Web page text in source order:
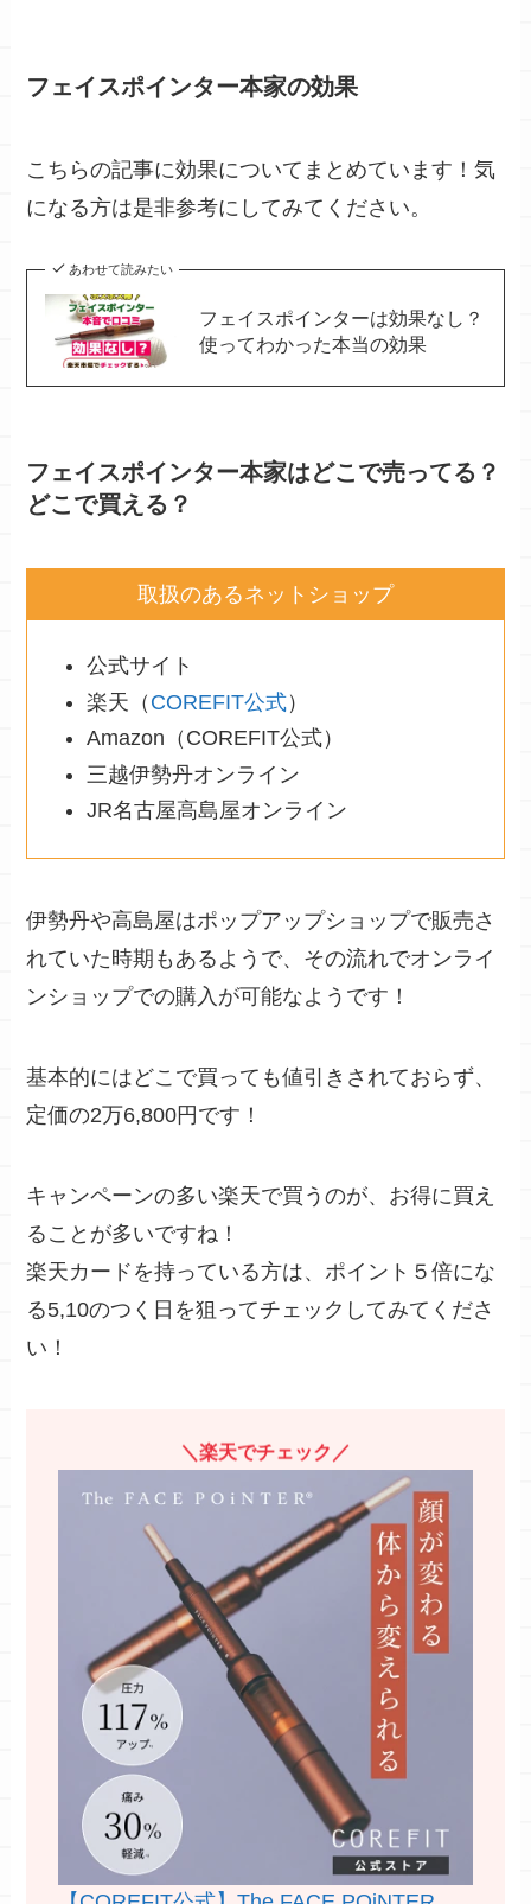
フェイスポインター本家の効果
こちらの記事に効果についてまとめています！気
になる方は是非参考にしてみてください。
あわせて読みたい
フェイスポインターは効果なし？
使ってわかった本当の効果
フェイスポインター本家はどこで売ってる？
どこで買える？
取扱のあるネットショップ
公式サイト
楽天（ COREFIT公式）
Amazon（COREFIT公式）
三越伊勢丹オンライン
JR名古屋高島屋オンライン
伊勢丹や高島屋はポップアップショップで販売さ
れていた時期もあるようで、その流れでオンライ
ンショップでの購入が可能なようです！
基本的にはどこで買っても値引きされておらず、
定価の2万6,800円です！
キャンペーンの多い楽天で買うのが、お得に買え
ることが多いですね！
楽天カードを持っている方は、 ポイント５倍にな
る5,10のつく日 を狙ってチェックしてみてくださ
い！
＼楽天でチェック／